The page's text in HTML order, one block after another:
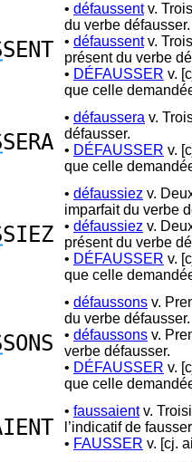
SENT
• défaussentv.
du verbe défausser.
• défaussentv.
présent du verbe
• DÉFAUSSER v.
que celle
SERA
• défaussera v.
défausser.
• DÉFAUSSER v.
que celle
SIEZ
• défaussiez v.
imparfait du verbe
• défaussiez v.
présent du verbe
• DÉFAUSSER v.
que celle
SONS
• défaussons v.
du verbe défausser.
• défaussons v.
verbe défausser.
• DÉFAUSSER v.
que celle
• faussaientv.
l’indicatif de
• FAUSSER v. [cj.